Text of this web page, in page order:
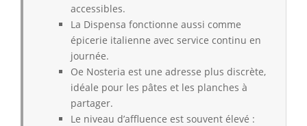
accessibles.
La Dispensa fonctionne aussi comme
épicerie italienne avec service continu en
journée.
Oe Nosteria est une adresse plus discrète,
idéale pour les pâtes et les planches à
partager.
Le niveau d’affluence est souvent élevé :